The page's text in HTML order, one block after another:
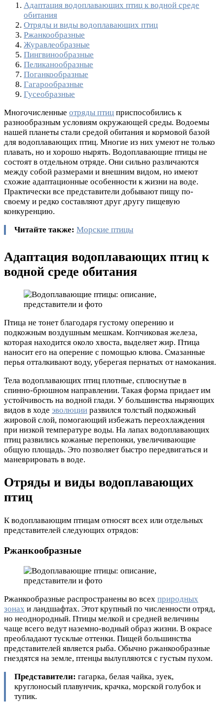
Адаптация водоплавающих птиц к водной среде
обитания
Отряды и виды водоплавающих птиц
Ржанкообразные
Журавлеобразные
Пингвинообразные
Пеликанообразные
Поганкообразные
Гагарообразные
Гусеобразные
Многочисленные отряды птиц приспособились к
разнообразным условиям окружающей среды. Водоемы
нашей планеты стали средой обитания и кормовой базой
для водоплавающих птиц. Многие из них умеют не только
плавать, но и хорошо нырять. Водоплавающие птицы не
состоят в отдельном отряде. Они сильно различаются
между собой размерами и внешним видом, но имеют
схожие адаптационные особенности к жизни на воде.
Практически все представители добывают пищу по-
своему и редко составляют друг другу пищевую
конкуренцию.
Читайте также: Морские птицы
Адаптация водоплавающих птиц к
водной среде обитания
Птица не тонет благодаря густому оперению и
подкожным воздушным мешкам. Копчиковая железа,
которая находится около хвоста, выделяет жир. Птица
наносит его на оперение с помощью клюва. Смазанные
перья отталкивают воду, уберегая пернатых от намокания.
Тела водоплавающих птиц плотные, сплюснутые в
спинно-брюшном направлении. Такая форма придает им
устойчивость на водной глади. У большинства ныряющих
видов в ходе эволюции развился толстый подкожный
жировой слой, помогающий избежать переохлаждения
при низкой температуре воды. На лапах водоплавающих
птиц развились кожаные перепонки, увеличивающие
общую площадь. Это позволяет быстро передвигаться и
маневрировать в воде.
Отряды и виды водоплавающих
птиц
К водоплавающим птицам относят всех или отдельных
представителей следующих отрядов:
Ржанкообразные
Ржанкообразные распространены во всех природных
зонах и ландшафтах. Этот крупный по численности отряд,
но неоднородный. Птицы мелкой и средней величины
чаще всего ведут наземно-водный образ жизни. В окрасе
преобладают тусклые оттенки. Пищей большинства
представителей является рыба. Обычно ржанкообразные
гнездятся на земле, птенцы вылупляются с густым пухом.
Представители: гагарка, белая чайка, зуек,
круглоносый плавунчик, крачка, морской голубок и
тупик.